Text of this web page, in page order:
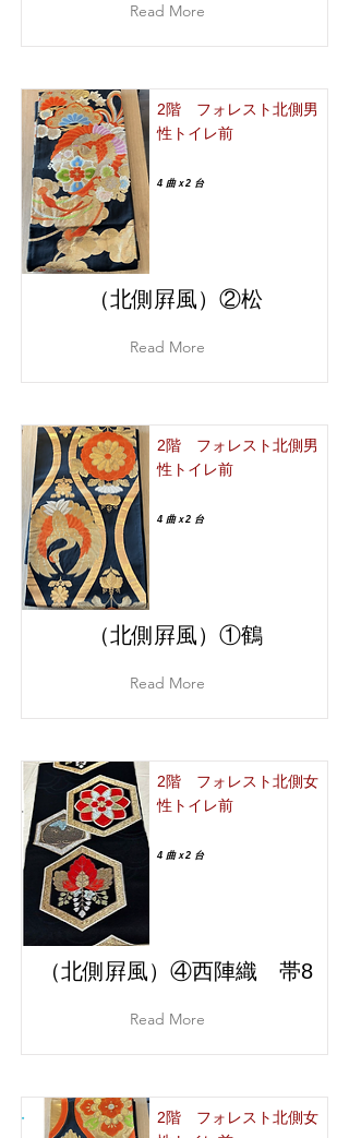
Read More
2階 フォレスト北側男
性トイレ前
4 曲ｘ2 台
（北側屛風）②松
Read More
2階 フォレスト北側男
性トイレ前
4 曲ｘ2 台
（北側屛風）①鶴
Read More
2階 フォレスト北側女
性トイレ前
4 曲ｘ2 台
（北側屛風）④西陣織 帯8
Read More
2階 フォレスト北側女